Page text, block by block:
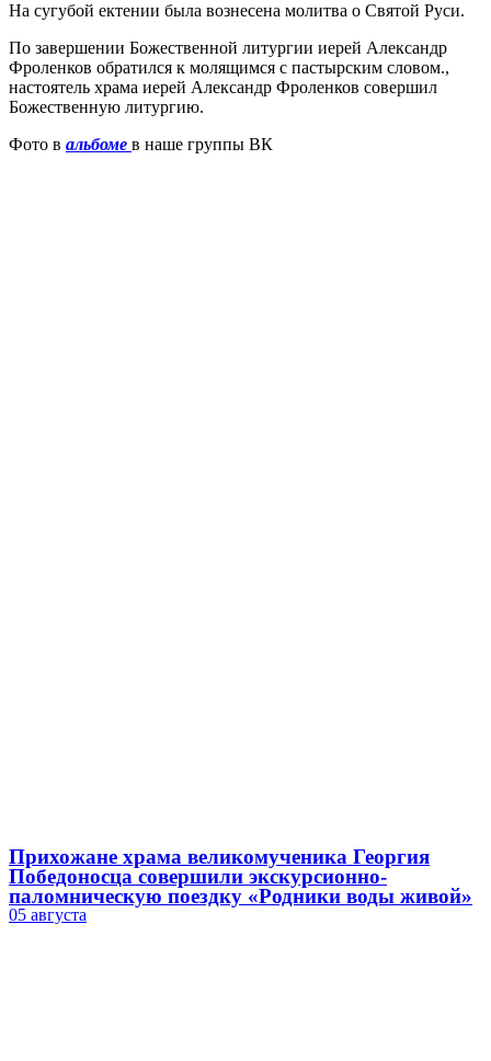
На сугубой ектении была вознесена молитва о Святой Руси.
По завершении Божественной литургии иерей Александр
Фроленков обратился к молящимся с пастырским словом.,
настоятель храма иерей Александр Фроленков совершил
Божественную литургию.
Фото в альбоме в наше группы ВК
Прихожане храма великомученика Георгия
Победоносца совершили экскурсионно-
паломническую поездку «Родники воды живой»
05 августа